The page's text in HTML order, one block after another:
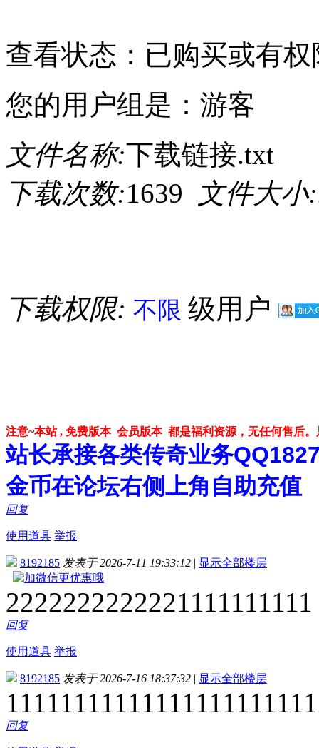
查看状态：已购买或有权
您的用户组是：游客
文件名称:下载链接.txt
下载次数:1639 文件大小:
下载权限: 不限 级用户
注意~本站 , 免费版本 会员版本 都是福利资源，无任何售后
站长承接各类传奇业务
金币在论坛右侧上角自助充值
回复
使用道具 举报
8192185 发表于 2026-7-11 19:33:12 | 显示全部楼层
2222222222221111111111
回复
使用道具 举报
8192185 发表于 2026-7-16 18:37:32 | 显示全部楼层
回复